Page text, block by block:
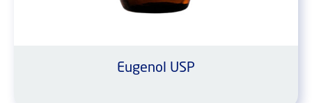
Eugenol USP